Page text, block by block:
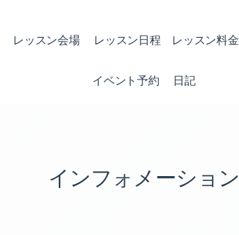
レッスン会場 レッスン日程 レッスン料金
イベント予約 日記
インフォメーション